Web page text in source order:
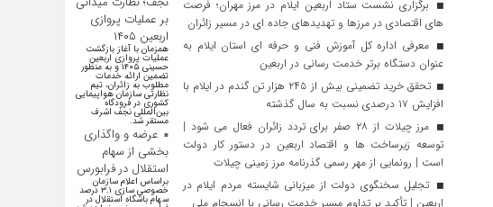
برگزاری نشست ستاد اربعین ایلام در مرز مهران؛ فرصت‌
های اقتصادی در مرزها و تهدیدهای جاده‌ ای در مسیر زائران
معرفی اداره کل آموزش فنی و حرفه‌ ای استان ایلام به‌
عنوان دستگاه برتر خدمت‌ رسانی در اربعین
تحقق خرید تضمینی بیش از ۲۴۵ هزار تن گندم در ایلام با
افزایش ۱۷ درصدی نسبت به سال گذشته
مرز چیلات از ۲۸ صفر برای تردد زائران فعال می‌ شود |
توسعه زیرساخت‌ ها و اقتصاد اربعین در دستور کار دولت
است | رونمایی از مهر رسمی گذرنامه مرز زمینی چیلات
تجلیل سخنگوی دولت از میزبانی شایسته مردم ایلام در
اربعین | تأکید بر تداوم مسیر خدمت‌ رسانی با انسجام ملی
بر عملیات پروازی
اربعین ۱۴۰۵
همزمان با آغاز بازگشت
عملیات پروازی اربعین
حسینی ۱۴۰۵ و به منظور
تضمین ارائه خدمات
مطلوب به زائران، تیم
نظارتی سازمان هواپیمایی
کشوری در فرودگاه
بین‌المللی نجف اشرف
مستقر شد.
عرضه و واگذاری
بخشی از سهام
استقلال در فرابورس
براساس اعلام سازمان
خصوصی سازی ۳.۱ درصد
سهام باشگاه استقلال در